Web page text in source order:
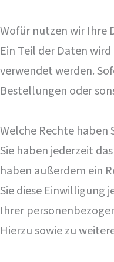
Wofür nutzen wir Ihre
Ein Teil der Daten
verwendet werden.
Bestellungen oder
Welche Rechte haben
Sie haben jederzeit
haben außerdem ein
Sie diese Einwilligung
Ihrer
Hierzu sowie zu